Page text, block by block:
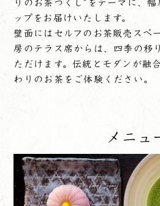
りのお茶づくし”をテーマに、
ップをお届けいたします。
壁面にはセルフのお茶販売スペ
房のテラス席からは、四季の移
ただけます。伝統とモダンが融
わりのお茶をご体験ください。
メニュ